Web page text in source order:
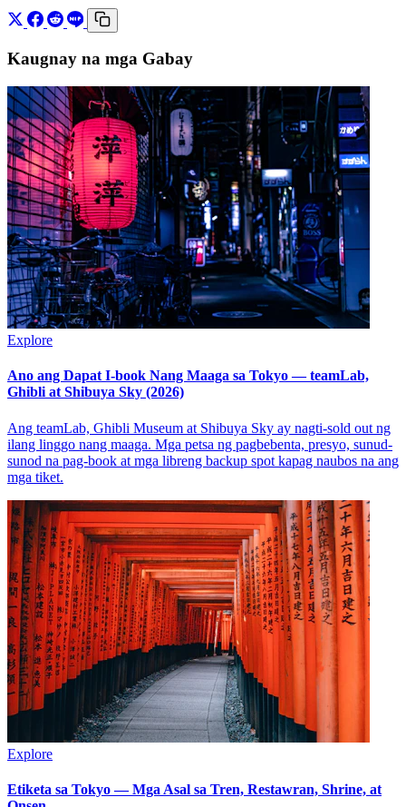
Kaugnay na mga Gabay
Explore
Ano ang Dapat I-book Nang Maaga sa Tokyo — teamLab,
Ghibli at Shibuya Sky (2026)
Ang teamLab, Ghibli Museum at Shibuya Sky ay nagti-sold out ng
ilang linggo nang maaga. Mga petsa ng pagbebenta, presyo, sunud-
sunod na pag-book at mga libreng backup spot kapag naubos na ang
mga tiket.
Explore
Etiketa sa Tokyo — Mga Asal sa Tren, Restawran, Shrine, at